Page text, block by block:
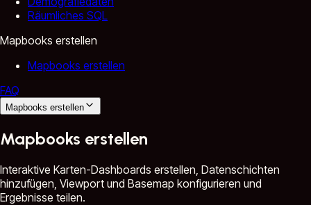
Räumliches SQL
Mapbooks erstellen
Mapbooks erstellen
FAQ
Mapbooks erstellen
Mapbooks erstellen
Interaktive Karten-Dashboards erstellen, Datenschichten
hinzufügen, Viewport und Basemap konfigurieren und
Ergebnisse teilen.